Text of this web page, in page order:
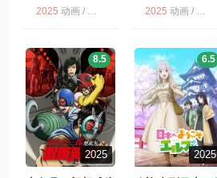
人！绝对不行。
2025 动画 / 多版 2025 动画 / 多版 / 剧情 / 奇幻 / 鬼人幻灯抄
2025
8.5
2025
6.5